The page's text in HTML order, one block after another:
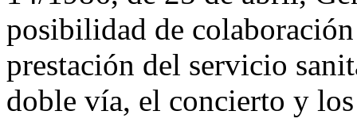
posibilidad de
prestación del servicio
doble vía, el concierto y